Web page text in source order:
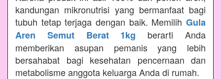
kandungan mikronutrisi yang bermanfaat bagi
tubuh tetap terjaga dengan baik. Memilih Gula
Aren Semut Berat 1kg berarti Anda
memberikan asupan pemanis yang lebih
bersahabat bagi kesehatan pencernaan dan
metabolisme anggota keluarga Anda di rumah.